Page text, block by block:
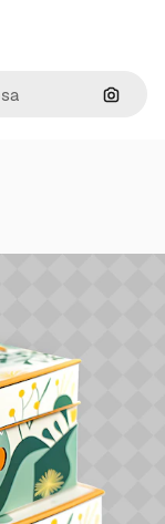
Cerca